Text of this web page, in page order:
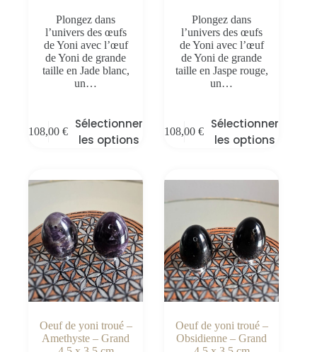
Plongez dans
l’univers des œufs
de Yoni avec l’œuf
de Yoni de grande
taille en Jade blanc,
un…
108,00€
Sélectionner
les options
Plongez dans
l’univers des œufs
de Yoni avec l’œuf
de Yoni de grande
taille en Jaspe rouge,
un…
108,00€
Sélectionner
les options
Oeuf de yoni troué –
Amethyste – Grand
Oeuf de yoni troué –
Obsidienne – Grand